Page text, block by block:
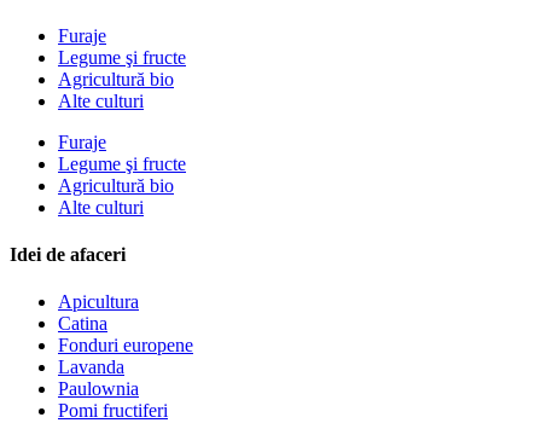
Furaje
Legume şi fructe
Agricultură bio
Alte culturi
Furaje
Legume şi fructe
Agricultură bio
Alte culturi
Idei de afaceri
Apicultura
Catina
Fonduri europene
Lavanda
Paulownia
Pomi fructiferi